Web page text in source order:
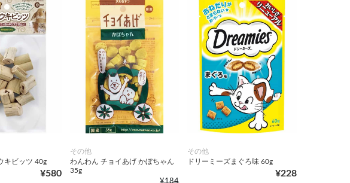
キビッツ 40g
¥580
その他
わんわん チョイあげ かぼちゃん
35g
¥184
その他
ドリーミーズまぐろ味 60g
¥228